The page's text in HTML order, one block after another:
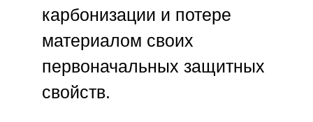
карбонизации и потере
материалом своих
первоначальных защитных
свойств.